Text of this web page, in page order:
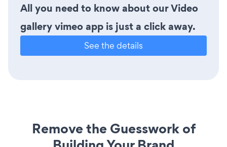
All you need to know about our Video
gallery vimeo app is just a click away.
See the details
Remove the Guesswork of